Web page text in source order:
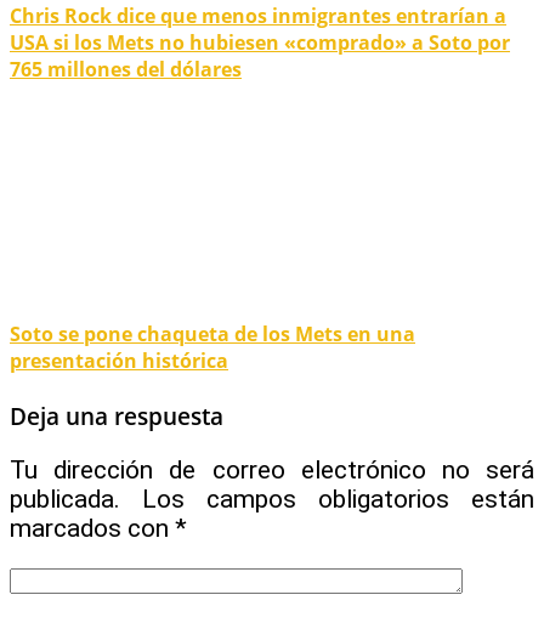
Chris Rock dice que menos inmigrantes entrarían a
USA si los Mets no hubiesen «comprado» a Soto por
765 millones del dólares
Soto se pone chaqueta de los Mets en una
presentación histórica
Deja una respuesta
Tu dirección de correo electrónico no será
publicada.
Los campos obligatorios están
marcados con *